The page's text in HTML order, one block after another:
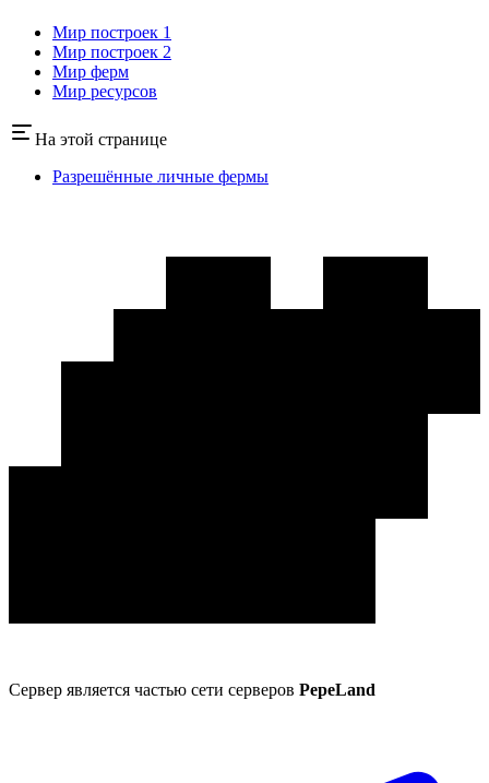
Мир построек 1
Мир построек 2
Мир ферм
Мир ресурсов
На этой странице
Разрешённые личные фермы
Сервер является частью сети серверов PepeLand